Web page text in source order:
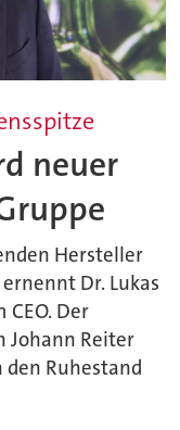
neuer
Hersteller
Dr. Lukas
Der
Johann Reiter
Ruhestand